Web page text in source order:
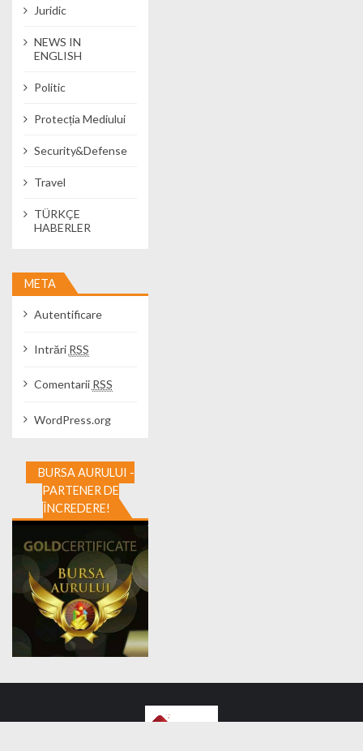
Juridic
NEWS IN
ENGLISH
Politic
Protecția Mediului
Security&Defense
Travel
TÜRKÇE
HABERLER
META
Autentificare
Intrări RSS
Comentarii RSS
WordPress.org
BURSA AURULUI -
PARTENER DE
ÎNCREDERE!